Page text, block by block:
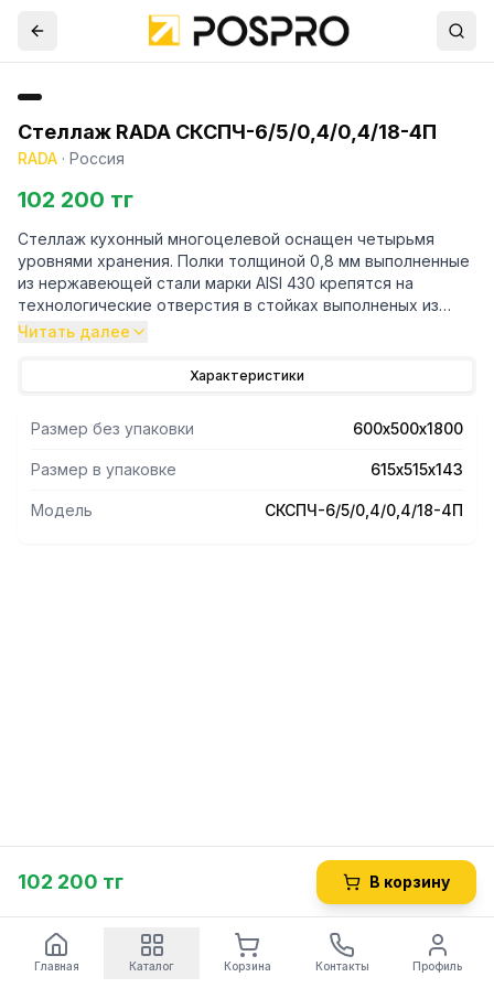
Стеллаж RADA СКСПЧ-6/5/0,4/0,4/18-4П
RADA · Россия
102 200 тг
Стеллаж кухонный многоцелевой оснащен четырьмя
уровнями хранения. Полки толщиной 0,8 мм выполненные
из нержавеющей стали марки AISI 430 крепятся на
технологические отверстия в стойках выполненых из
трубы профильной 40х40 марки AISI 430 и толщиной 1,2
разорбраном виде. Вариант поставки 4 полки и
комплекта 26 кг. Габариты упаковки полок 615х515х143 мм.
Читать далее
Характеристики
Размер без упаковки 600х500х1800
Размер в упаковке 615х515х143
Модель СКСПЧ-6/5/0,4/0,4/18-4П
102 200 тг В корзину
Главная Каталог Корзина Контакты Профиль